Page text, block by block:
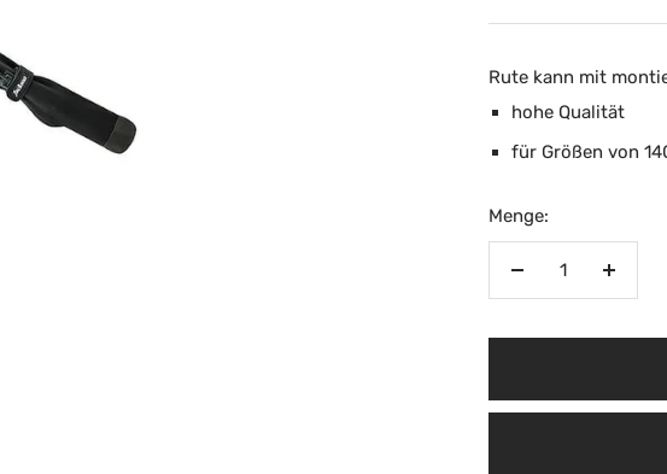
Rute kann mit
hohe Qualität
für Größen von
Menge:
Menge
Menge